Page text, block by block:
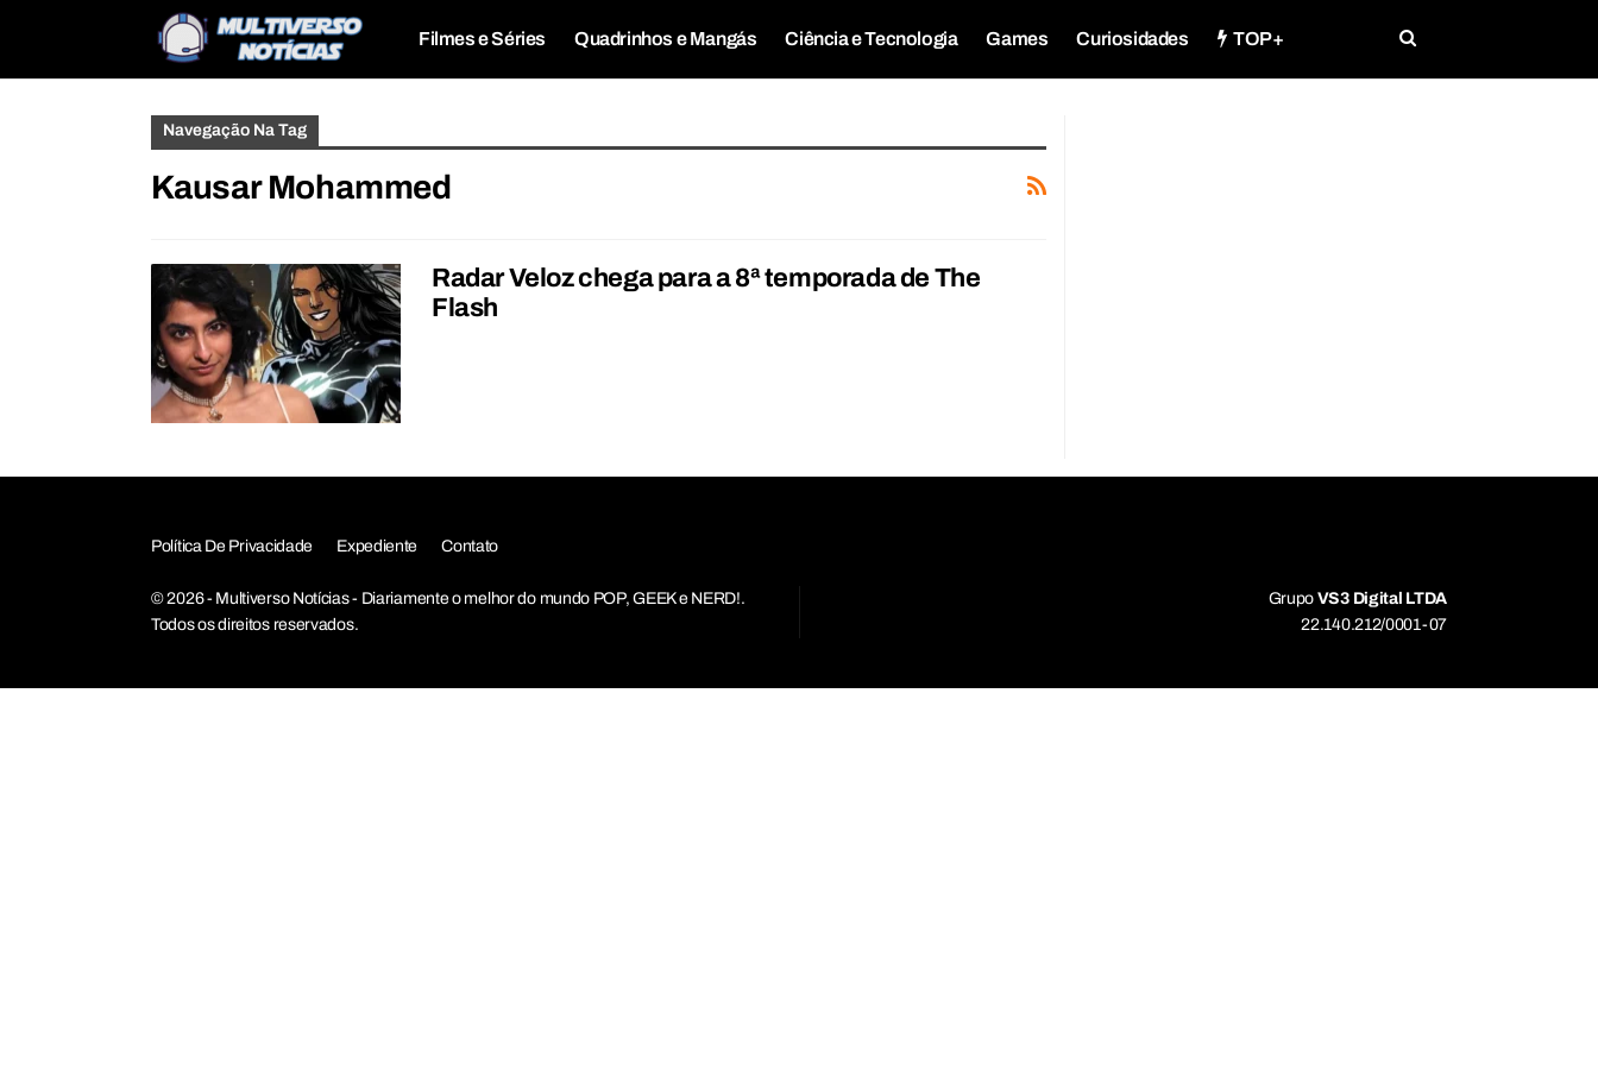
Filmes e Séries Quadrinhos e Mangás Ciência e Tecnologia Games Curiosidades TOP+
Navegação Na Tag
Kausar Mohammed
Radar Veloz chega para a 8ª temporada de The
Flash
Política De Privacidade Expediente Contato
© 2026 - Multiverso Notícias - Diariamente o melhor do mundo POP, GEEK e NERD!.
Todos os direitos reservados.
Grupo VS3 Digital LTDA
22.140.212/0001-07